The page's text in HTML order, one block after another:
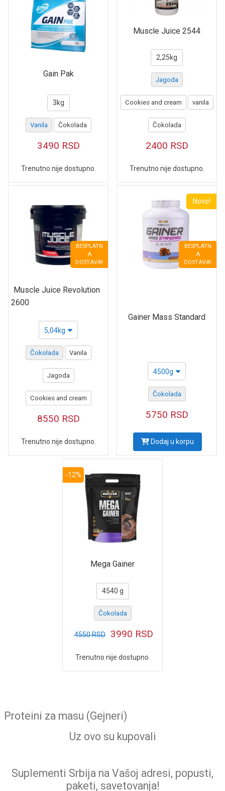
Gain Pak
3kg
Vanila Čokolada
3490 RSD
Trenutno nije dostupno.
Muscle Juice 2544
2,25kg
Jagoda
Cookies and cream vanila
Čokolada
2400 RSD
Trenutno nije dostupno.
BESPLATN
A
DOSTAVA!
Muscle Juice Revolution
2600
5,04kg
Čokolada Vanila
Jagoda
Cookies and cream
8550 RSD
Trenutno nije dostupno.
BESPLATN
A
DOSTAVA!
Novo!
Gainer Mass Standard
4500g
Čokolada
5750 RSD
Dodaj u korpu
-12%
Mega Gainer
4540 g
Čokolada
4550RSD 3990 RSD
Trenutno nije dostupno.
Proteini za masu (Gejneri)
Uz ovo su kupovali
Suplementi Srbija na Vašoj adresi, popusti,
paketi, savetovanja!